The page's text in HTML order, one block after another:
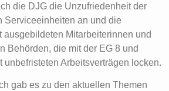
die DJG die Unzufriedenheit der
Serviceeinheiten an und die
ausgebildeten Mitarbeiterinnen und
Behörden, die mit der EG 8 und
unbefristeten Arbeitsverträgen locken.
gab es zu den aktuellen Themen